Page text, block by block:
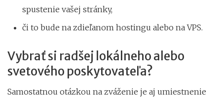
spustenie vašej stránky,
či to bude na zdieľanom hostingu alebo na VPS.
Vybrať si radšej lokálneho alebo
svetového poskytovateľa?
Samostatnou otázkou na zváženie je aj umiestnenie